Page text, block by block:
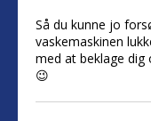
Så du kunne jo
vaskemaskinen
med at beklage dig
😉